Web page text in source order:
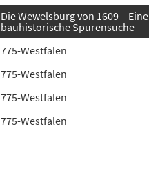
Die Wewelsburg von 1609 – Eine
bauhistorische Spurensuche
775-Westfalen
775-Westfalen
775-Westfalen
775-Westfalen